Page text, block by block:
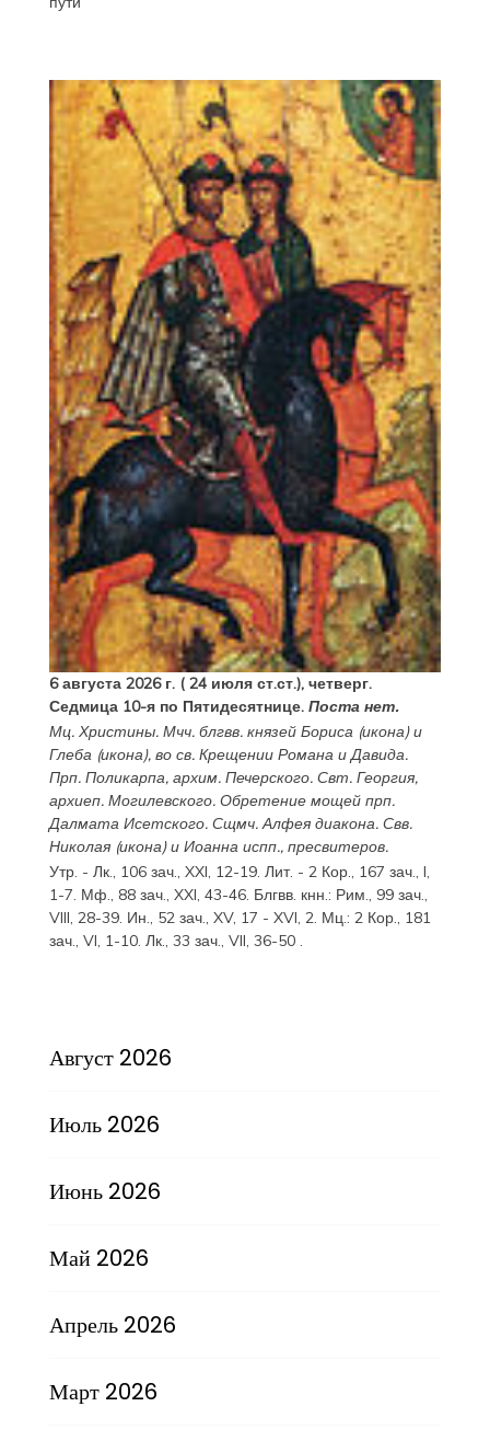
6 августа 2026 г. ( 24 июля ст.ст.), четверг.
Седмица 10-я по Пятидесятнице. Поста нет.
Мц. Христины. Мчч. блгвв. князей Бориса(икона) и
Глеба(икона), во св. Крещении Романа и Давида.
Прп. Поликарпа, архим. Печерского. Свт. Георгия,
архиеп. Могилевского. Обретение мощей прп.
ДалматаИсетского. Сщмч.Алфеядиакона. Свв.
Николая(икона) и Иоаннаиспп., пресвитеров.
Утр. - Лк., 106 зач., XXI, 12-19. Лит. - 2 Кор., 167 зач., I,
1-7. Мф., 88 зач., XXI, 43-46. Блгвв. кнн.: Рим., 99 зач.,
VIII, 28-39. Ин., 52 зач., XV, 17 - XVI, 2. Мц.: 2 Кор., 181
зач., VI, 1-10. Лк., 33 зач., VII, 36-50 .
Август 2026
Июль 2026
Июнь 2026
Май 2026
Апрель 2026
Март 2026